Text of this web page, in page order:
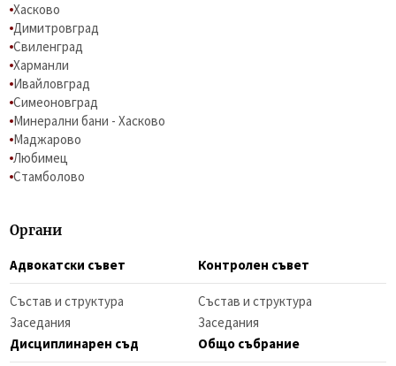
Хасково
Димитровград
Свиленград
Харманли
Ивайловград
Симеоновград
Минерални бани - Хасково
Маджарово
Любимец
Стамболово
Органи
Адвокатски съвет
Състав и структура
Заседания
Контролен съвет
Състав и структура
Заседания
Дисциплинарен съд
Общо събрание